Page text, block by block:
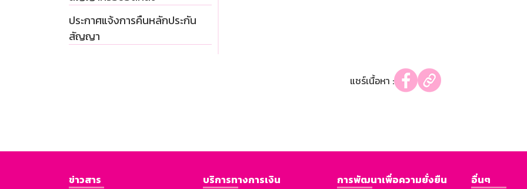
ประกาศแจ้งการคืนหลักประกัน
สัญญา
แชร์เนื้อหา :
ข่าวสาร
บริการทางการเงิน
การพัฒนาเพื่อความยั่งยืน
อื่นๆ